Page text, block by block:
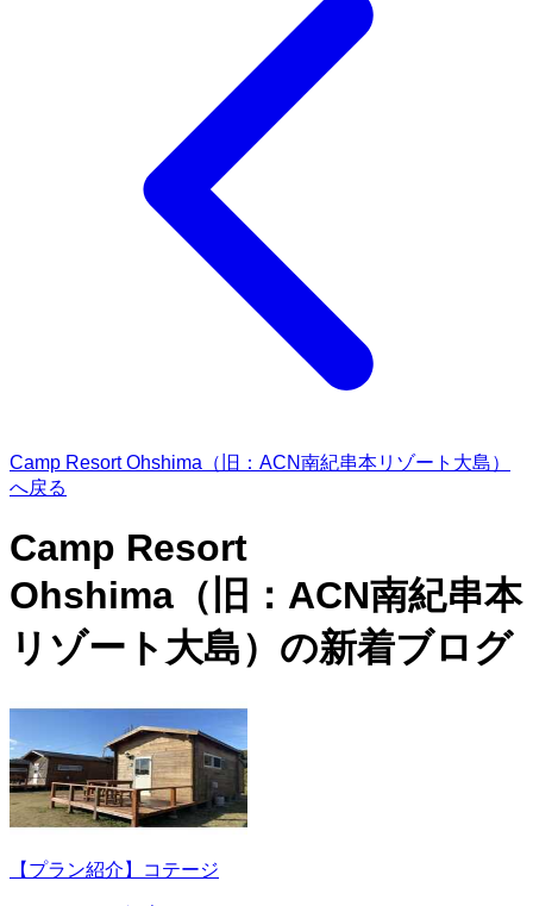
Camp Resort Ohshima（旧：ACN南紀串本リゾート大島）
へ戻る
Camp Resort
Ohshima（旧：ACN南紀串本
リゾート大島）の新着ブログ
【プラン紹介】コテージ